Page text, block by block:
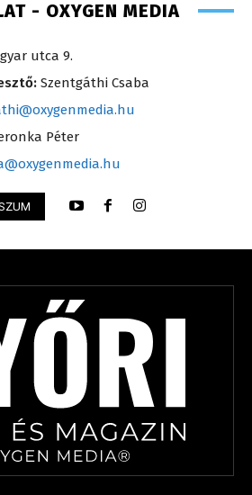
- OXYGEN MEDIA
utca 9.
Szentgáthi Csaba
Péter